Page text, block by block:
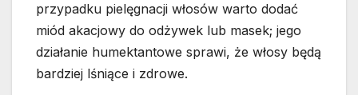
przypadku pielęgnacji włosów warto dodać
miód akacjowy do odżywek lub masek; jego
działanie humektantowe sprawi, że włosy będą
bardziej lśniące i zdrowe.